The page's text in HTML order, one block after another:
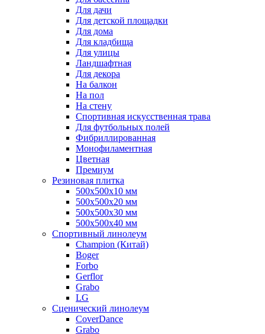
Для дачи
Для детской площадки
Для дома
Для кладбища
Для улицы
Ландшафтная
Для декора
На балкон
На пол
На стену
Спортивная искусственная трава
Для футбольных полей
Фибриллированная
Монофиламентная
Цветная
Премиум
Резиновая плитка
500х500х10 мм
500х500х20 мм
500х500х30 мм
500х500х40 мм
Спортивный линолеум
Champion (Китай)
Boger
Forbo
Gerflor
Grabo
LG
Сценический линолеум
CoverDance
Grabo